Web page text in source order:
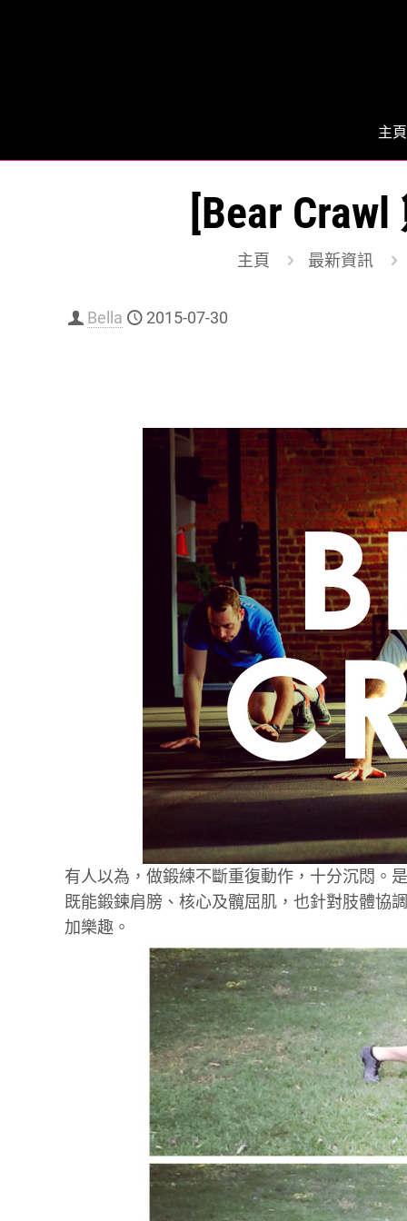
主頁
[Bear
主頁 最新資訊
Bella 2015-07-30
有人以為，做鍛練不斷重復動作，十分沉悶。
既能鍛鍊肩膀、核心及髖屈肌，也針對肢體協
加樂趣。